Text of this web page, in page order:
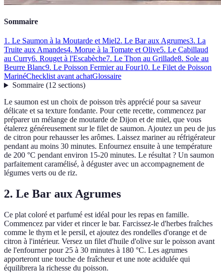
Sommaire
1. Le Saumon à la Moutarde et Miel2. Le Bar aux Agrumes3. La
Truite aux Amandes4. Morue à la Tomate et Olive5. Le Cabillaud
au Curry6. Rouget à l'Escabèche7. Le Thon au Grillade8. Sole au
Beurre Blanc9. Le Poisson Fermier au Four10. Le Filet de Poisson
MarinéChecklist avant achatGlossaire
Sommaire(12 sections)
Le saumon est un choix de poisson très apprécié pour sa saveur
délicate et sa texture fondante. Pour cette recette, commencez par
préparer un mélange de moutarde de Dijon et de miel, que vous
étalerez généreusement sur le filet de saumon. Ajoutez un peu de jus
de citron pour rehausser les arômes. Laissez mariner au réfrigérateur
pendant au moins 30 minutes. Enfournez ensuite à une température
de 200 °C pendant environ 15-20 minutes. Le résultat ? Un saumon
parfaitement caramélisé, à déguster avec un accompagnement de
légumes verts ou de riz.
2. Le Bar aux Agrumes
Ce plat coloré et parfumé est idéal pour les repas en famille.
Commencez par vider et rincer le bar. Farcissez-le d'herbes fraîches
comme le thym et le persil, et ajoutez des rondelles d'orange et de
citron à l'intérieur. Versez un filet d'huile d'olive sur le poisson avant
de l'enfourner pour 25 à 30 minutes à 180 °C. Les agrumes
apporteront une touche de fraîcheur et une note acidulée qui
équilibrera la richesse du poisson.